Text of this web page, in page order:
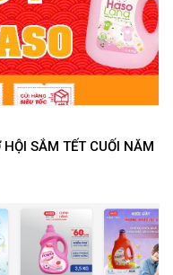
SẮM TẾT CUỐI NĂM